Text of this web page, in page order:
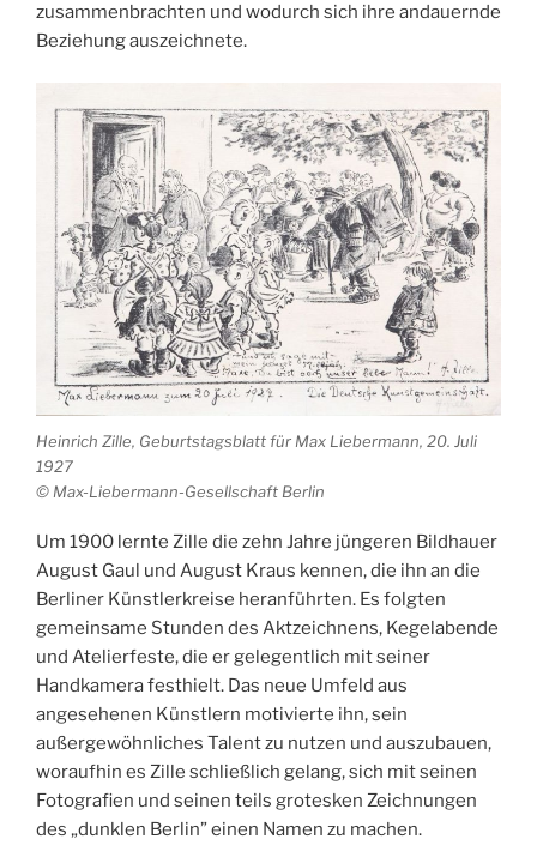
zusammenbrachten und wodurch sich ihre andauernde
Beziehung auszeichnete.
Heinrich Zille, Geburtstagsblatt für Max Liebermann, 20. Juli
1927
© Max-Liebermann-Gesellschaft Berlin
Um 1900 lernte Zille die zehn Jahre jüngeren Bildhauer
August Gaul und August Kraus kennen, die ihn an die
Berliner Künstlerkreise heranführten. Es folgten
gemeinsame Stunden des Aktzeichnens, Kegelabende
und Atelierfeste, die er gelegentlich mit seiner
Handkamera festhielt. Das neue Umfeld aus
angesehenen Künstlern motivierte ihn, sein
außergewöhnliches Talent zu nutzen und auszubauen,
woraufhin es Zille schließlich gelang, sich mit seinen
Fotografien und seinen teils grotesken Zeichnungen
des „dunklen Berlin” einen Namen zu machen.